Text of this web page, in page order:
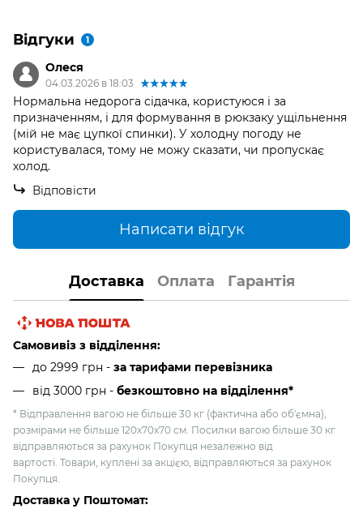
Відгуки 1
Олеся
04.03.2026 в 18:03
Нормальна недорога сідачка, користуюся і за
призначенням, і для формування в рюкзаку ущільнення
(мій не має цупкої спинки). У холодну погоду не
користувалася, тому не можу сказати, чи пропускає
холод.
Відповісти
Написати відгук
Доставка Оплата Гарантія
Самовивіз з відділення:
до 2999 грн - за тарифами перевізника
від 3000 грн - безкоштовно на відділення*
* Відправлення вагою не більше 30 кг (фактична або об'ємна),
розмірами не більше 120х70х70 см. Посилки вагою більше 30 кг
відправляються за рахунок Покупця незалежно від
вартості. Товари, куплені за акцією, відправляються за рахунок
Покупця.
Доставка у Поштомат: